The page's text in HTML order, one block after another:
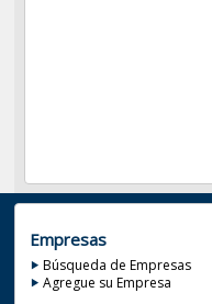
Empresas
Búsqueda de Empresas
Agregue su Empresa